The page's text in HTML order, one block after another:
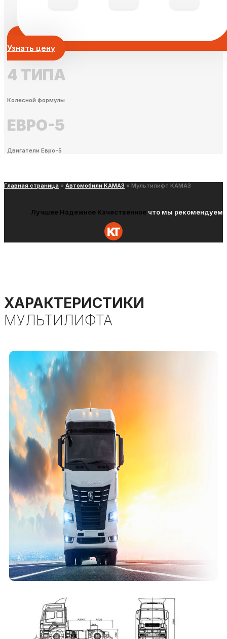
Узнать цену
4 ТИПА
Колесной формулы
ЕВРО-5
Двигатели Евро-5
Главная страница » Автомобили КАМАЗ » Мультилифт КАМАЗ
Лучшее Надежное Качественное что мы рекомендуем
ХАРАКТЕРИСТИКИ
МУЛЬТИЛИФТА